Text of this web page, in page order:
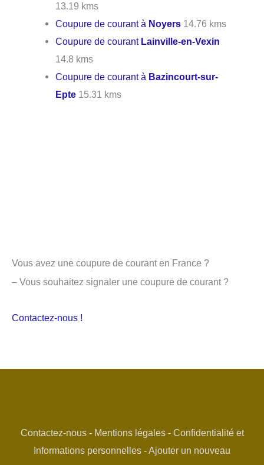
13.19 kms
Coupure de courant à Noyers 14.76 kms
Coupure de courant Lainville-en-Vexin
14.8 kms
Coupure de courant à Bazincourt-sur-
Epte 15.31 kms
Vous avez une coupure de courant en France ?
– Vous souhaitez signaler une coupure de courant ?
Contactez-nous !
Contactez-nous- Mentions légales- Confidentialité et
Informations personnelles - Ajouter un nouveau